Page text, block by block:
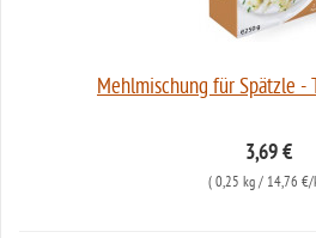
Mehlmischung für Spätzle -
3,69 €
( 0,25 kg/ 14,76 €/